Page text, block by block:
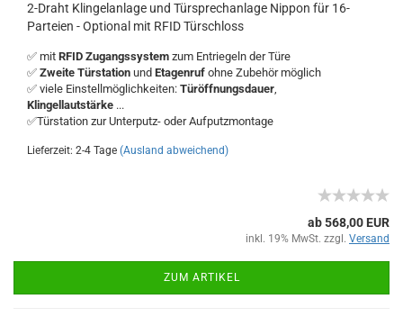
2-Draht Klingelanlage und Türsprechanlage Nippon für 16-
Parteien - Optional mit RFID Türschloss
✅ mit RFID Zugangssystem zum Entriegeln der Türe
✅ Zweite Türstation und Etagenruf ohne Zubehör möglich
✅ viele Einstellmöglichkeiten: Türöffnungsdauer,
Klingellautstärke ...
✅Türstation zur Unterputz- oder Aufputzmontage
Lieferzeit: 2-4 Tage (Ausland abweichend)
ab 568,00 EUR
inkl. 19% MwSt. zzgl. Versand
ZUM ARTIKEL